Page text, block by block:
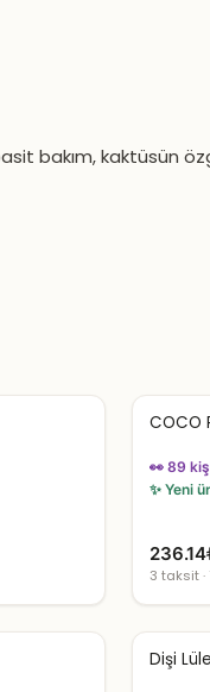
bakım, kaktüsün
COCO
👀 89
✨ Yeni
236.14
3 taksit ·
Dişi